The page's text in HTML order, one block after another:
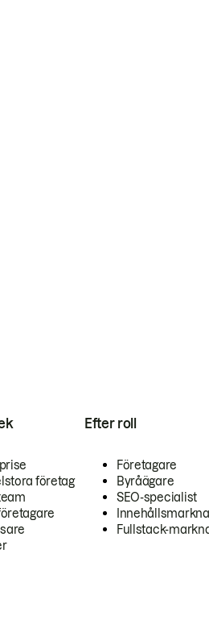
företag
Efter roll
Företagare
Byråägare
SEO-specialist
Fullstack-